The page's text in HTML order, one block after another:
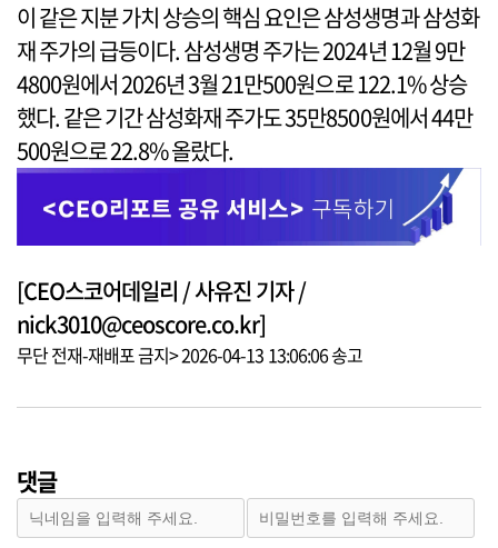
이 같은 지분 가치 상승의 핵심 요인은 삼성생명과 삼성화
재 주가의 급등이다. 삼성생명 주가는 2024년 12월 9만
4800원에서 2026년 3월 21만500원으로 122.1% 상승
했다. 같은 기간 삼성화재 주가도 35만8500원에서 44만
500원으로 22.8% 올랐다.
[CEO스코어데일리 / 사유진 기자 /
nick3010@ceoscore.co.kr]
무단 전재-재배포 금지> 2026-04-13 13:06:06 송고
댓글